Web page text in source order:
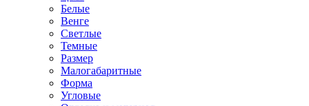
Белые
Венге
Светлые
Темные
Размер
Малогабаритные
Форма
Угловые